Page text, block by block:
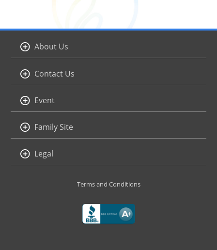
About Us
Contact Us
Event
Family Site
Legal
Terms and Conditions